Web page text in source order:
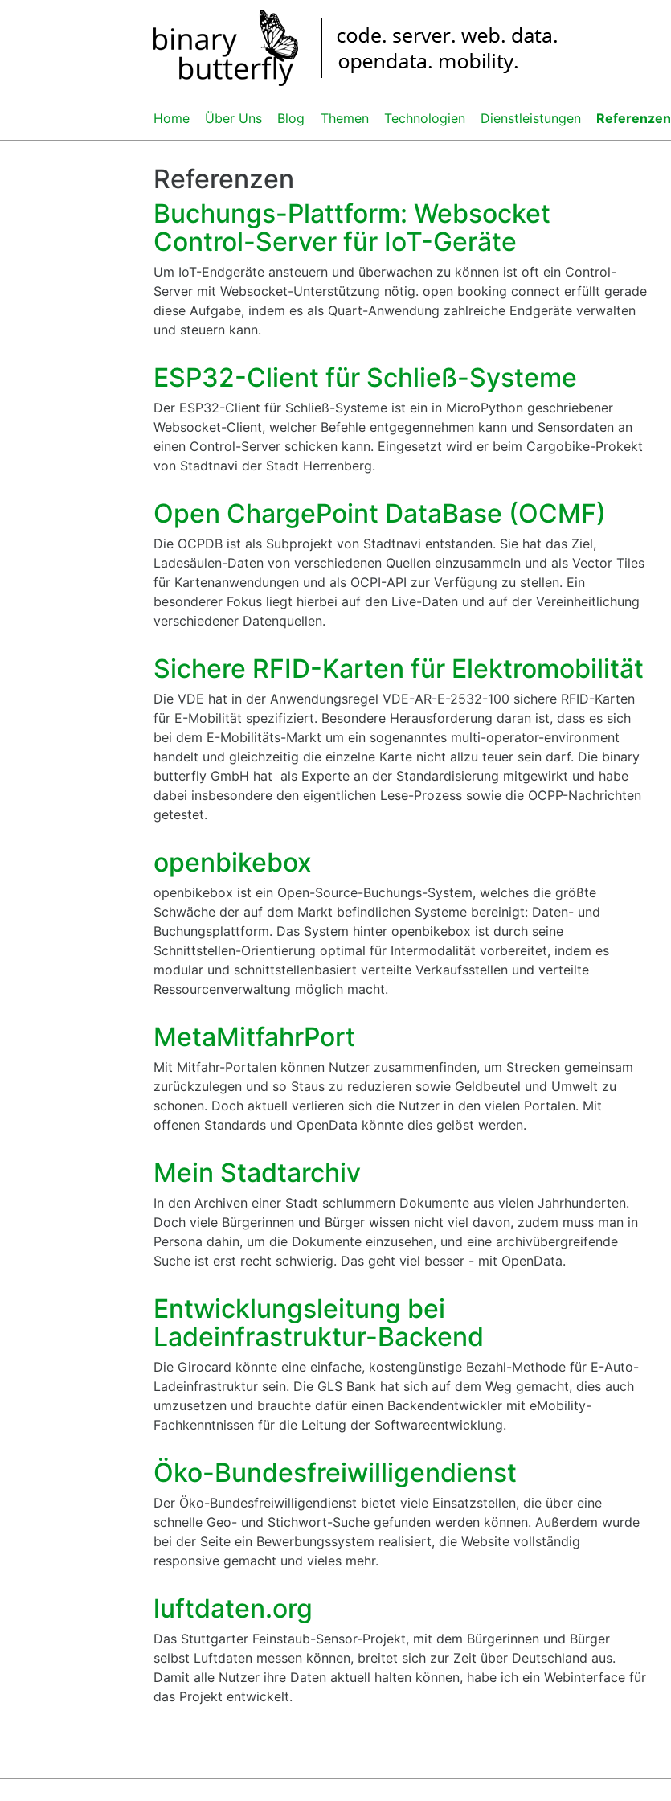
Home Über Uns Blog Themen Technologien Dienstleistungen Referenzen
Referenzen
Buchungs-Plattform: Websocket
Control-Server für IoT-Geräte
Um IoT-Endgeräte ansteuern und überwachen zu können ist oft ein Control-
Server mit Websocket-Unterstützung nötig. open booking connect erfüllt gerade
diese Aufgabe, indem es als Quart-Anwendung zahlreiche Endgeräte verwalten
und steuern kann.
ESP32-Client für Schließ-Systeme
Der ESP32-Client für Schließ-Systeme ist ein in MicroPython geschriebener
Websocket-Client, welcher Befehle entgegennehmen kann und Sensordaten an
einen Control-Server schicken kann. Eingesetzt wird er beim Cargobike-Prokekt
von Stadtnavi der Stadt Herrenberg.
Open ChargePoint DataBase (OCMF)
Die OCPDB ist als Subprojekt von Stadtnavi entstanden. Sie hat das Ziel,
Ladesäulen-Daten von verschiedenen Quellen einzusammeln und als Vector Tiles
für Kartenanwendungen und als OCPI-API zur Verfügung zu stellen. Ein
besonderer Fokus liegt hierbei auf den Live-Daten und auf der Vereinheitlichung
verschiedener Datenquellen.
Sichere RFID-Karten für Elektromobilität
Die VDE hat in der Anwendungsregel VDE-AR-E-2532-100 sichere RFID-Karten
für E-Mobilität spezifiziert. Besondere Herausforderung daran ist, dass es sich
bei dem E-Mobilitäts-Markt um ein sogenanntes multi-operator-environment
handelt und gleichzeitig die einzelne Karte nicht allzu teuer sein darf. Die binary
butterfly GmbH hat als Experte an der Standardisierung mitgewirkt und habe
dabei insbesondere den eigentlichen Lese-Prozess sowie die OCPP-Nachrichten
getestet.
openbikebox
openbikebox ist ein Open-Source-Buchungs-System, welches die größte
Schwäche der auf dem Markt befindlichen Systeme bereinigt: Daten- und
Buchungsplattform. Das System hinter openbikebox ist durch seine
Schnittstellen-Orientierung optimal für Intermodalität vorbereitet, indem es
modular und schnittstellenbasiert verteilte Verkaufsstellen und verteilte
Ressourcenverwaltung möglich macht.
MetaMitfahrPort
Mit Mitfahr-Portalen können Nutzer zusammenfinden, um Strecken gemeinsam
zurückzulegen und so Staus zu reduzieren sowie Geldbeutel und Umwelt zu
schonen. Doch aktuell verlieren sich die Nutzer in den vielen Portalen. Mit
offenen Standards und OpenData könnte dies gelöst werden.
Mein Stadtarchiv
In den Archiven einer Stadt schlummern Dokumente aus vielen Jahrhunderten.
Doch viele Bürgerinnen und Bürger wissen nicht viel davon, zudem muss man in
Persona dahin, um die Dokumente einzusehen, und eine archivübergreifende
Suche ist erst recht schwierig. Das geht viel besser - mit OpenData.
Entwicklungsleitung bei
Ladeinfrastruktur-Backend
Die Girocard könnte eine einfache, kostengünstige Bezahl-Methode für E-Auto-
Ladeinfrastruktur sein. Die GLS Bank hat sich auf dem Weg gemacht, dies auch
umzusetzen und brauchte dafür einen Backendentwickler mit eMobility-
Fachkenntnissen für die Leitung der Softwareentwicklung.
Öko-Bundesfreiwilligendienst
Der Öko-Bundesfreiwilligendienst bietet viele Einsatzstellen, die über eine
schnelle Geo- und Stichwort-Suche gefunden werden können. Außerdem wurde
bei der Seite ein Bewerbungssystem realisiert, die Website vollständig
responsive gemacht und vieles mehr.
luftdaten.org
Das Stuttgarter Feinstaub-Sensor-Projekt, mit dem Bürgerinnen und Bürger
selbst Luftdaten messen können, breitet sich zur Zeit über Deutschland aus.
Damit alle Nutzer ihre Daten aktuell halten können, habe ich ein Webinterface für
das Projekt entwickelt.